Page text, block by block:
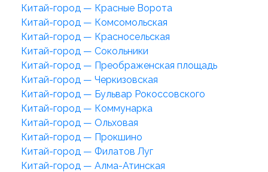
Китай-город — Красные Ворота
Китай-город — Комсомольская
Китай-город — Красносельская
Китай-город — Сокольники
Китай-город — Преображенская площадь
Китай-город — Черкизовская
Китай-город — Бульвар Рокоссовского
Китай-город — Коммунарка
Китай-город — Ольховая
Китай-город — Прокшино
Китай-город — Филатов Луг
Китай-город — Алма-Атинская